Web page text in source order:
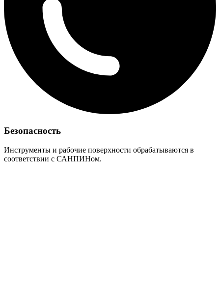
Безопасность
Инструменты и рабочие поверхности обрабатываются в
соответствии с САНПИНом.